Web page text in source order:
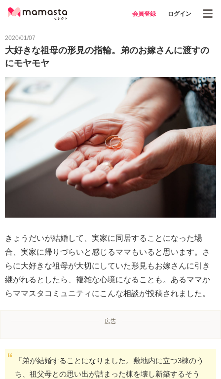
会員登録 ログイン
2020/01/07
大好きな祖母の形見の指輪。弟のお嫁さんに渡すの
にモヤモヤ
きょうだいが結婚して、実家に同居することになった場
合、実家に帰りづらいと感じるママもいると思います。さ
らに大好きな祖母が大切にしていた形見もお嫁さんに引き
継がれるとしたら、複雑な心境になることも。あるママか
らママスタコミュニティにこんな相談が投稿されました。
広告
『弟が結婚することになりました。敷地内に立つ3棟のう
ち、祖父母との思い出が詰まった棟を壊し新築するそう